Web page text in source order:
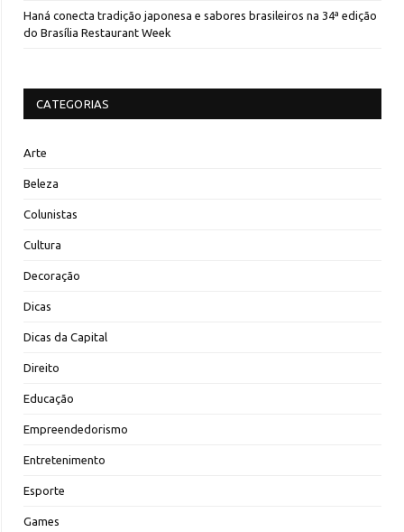
Haná conecta tradição japonesa e sabores brasileiros na 34ª edição
do Brasília Restaurant Week
CATEGORIAS
Arte
Beleza
Colunistas
Cultura
Decoração
Dicas
Dicas da Capital
Direito
Educação
Empreendedorismo
Entretenimento
Esporte
Games